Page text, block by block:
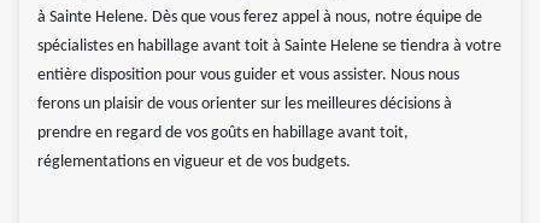
à Sainte Helene. Dès que vous ferez appel à nous, notre équipe de
spécialistes en habillage avant toit à Sainte Helene se tiendra à votre
entière disposition pour vous guider et vous assister. Nous nous
ferons un plaisir de vous orienter sur les meilleures décisions à
prendre en regard de vos goûts en habillage avant toit,
réglementations en vigueur et de vos budgets.